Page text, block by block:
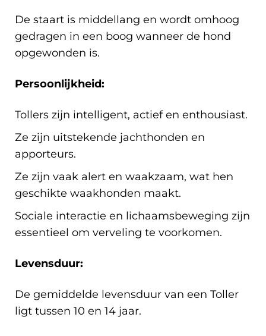
De staart is middellang en wordt omhoog
gedragen in een boog wanneer de hond
opgewonden is.
Persoonlijkheid:
Tollers zijn intelligent, actief en enthousiast.
Ze zijn uitstekende jachthonden en
apporteurs.
Ze zijn vaak alert en waakzaam, wat hen
geschikte waakhonden maakt.
Sociale interactie en lichaamsbeweging zijn
essentieel om verveling te voorkomen.
Levensduur:
De gemiddelde levensduur van een Toller
ligt tussen 10 en 14 jaar.